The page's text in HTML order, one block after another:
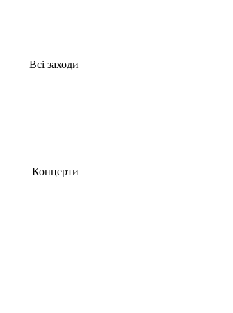
Всі заходи
Концерти